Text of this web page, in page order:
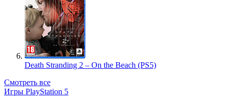
Death Stranding 2 – On the Beach (PS5)
Смотреть все
Игры PlayStation 5